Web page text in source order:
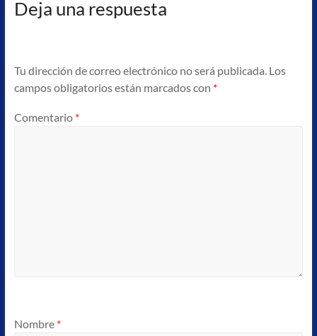
creación
punto
atención
emprendedor
Deja una respuesta
Tu dirección de correo electrónico no será publicada. Los
campos obligatorios están marcados con *
Comentario *
Nombre *